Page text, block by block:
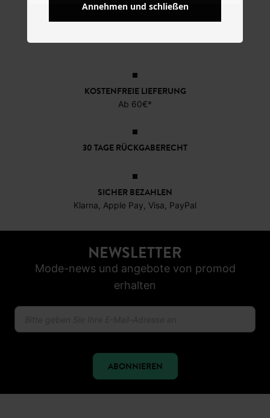
KOSTENFREIE LIEFERUNG
Ab 60€*
30 TAGE RÜCKGABERECHT
SICHER BEZAHLEN
Klarna, Apple Pay, Visa, PayPal
NEWSLETTER
Mode-news und angebote von promod
erhalten
ABONNIEREN
Annehmen und schließen